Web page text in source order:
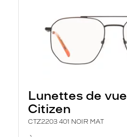
Lunettes de vue
Citizen
CTZ2203 401 NOIR MAT